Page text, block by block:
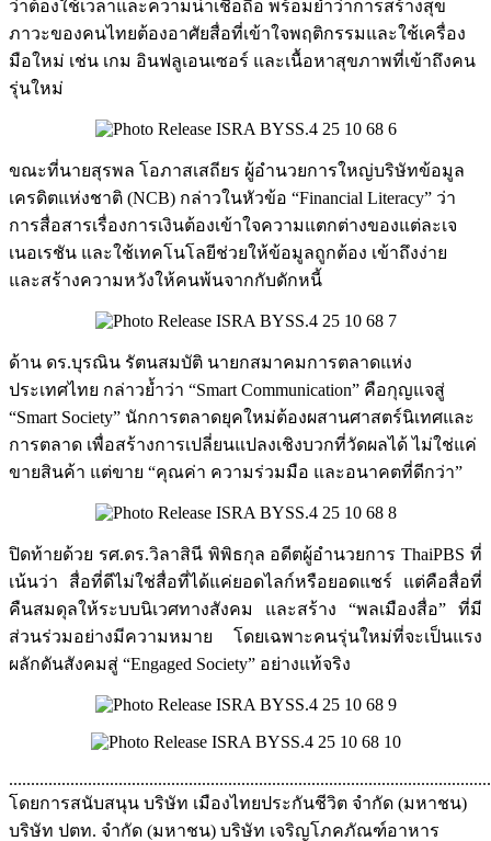
ว่าต้องใช้เวลาและความน่าเชื่อถือ พร้อมย้ำว่าการสร้างสุข
ภาวะของคนไทยต้องอาศัยสื่อที่เข้าใจพฤติกรรมและใช้เครื่อง
มือใหม่ เช่น เกม อินฟลูเอนเซอร์ และเนื้อหาสุขภาพที่เข้าถึงคน
รุ่นใหม่
ขณะที่นายสุรพล โอภาสเสถียร ผู้อำนวยการใหญ่บริษัทข้อมูล
เครดิตแห่งชาติ (NCB) กล่าวในหัวข้อ “Financial Literacy” ว่า
การสื่อสารเรื่องการเงินต้องเข้าใจความแตกต่างของแต่ละเจ
เนอเรชัน และใช้เทคโนโลยีช่วยให้ข้อมูลถูกต้อง เข้าถึงง่าย
และสร้างความหวังให้คนพ้นจากกับดักหนี้
ด้าน ดร.บุรณิน รัตนสมบัติ นายกสมาคมการตลาดแห่ง
ประเทศไทย กล่าวย้ำว่า “Smart Communication” คือกุญแจสู่
“Smart Society” นักการตลาดยุคใหม่ต้องผสานศาสตร์นิเทศและ
การตลาด เพื่อสร้างการเปลี่ยนแปลงเชิงบวกที่วัดผลได้ ไม่ใช่แค่
ขายสินค้า แต่ขาย “คุณค่า ความร่วมมือ และอนาคตที่ดีกว่า”
ปิดท้ายด้วย รศ.ดร.วิลาสินี พิพิธกุล อดีตผู้อำนวยการ ThaiPBS ที่
เน้นว่า สื่อที่ดีไม่ใช่สื่อที่ได้แค่ยอดไลก์หรือยอดแชร์ แต่คือสื่อที่
คืนสมดุลให้ระบบนิเวศทางสังคม และสร้าง “พลเมืองสื่อ” ที่มี
ส่วนร่วมอย่างมีความหมาย โดยเฉพาะคนรุ่นใหม่ที่จะเป็นแรง
ผลักดันสังคมสู่ “Engaged Society” อย่างแท้จริง
โดยการสนับสนุน บริษัท เมืองไทยประกันชีวิต จำกัด (มหาชน)
บริษัท ปตท. จำกัด (มหาชน) บริษัท เจริญโภคภัณฑ์อาหาร